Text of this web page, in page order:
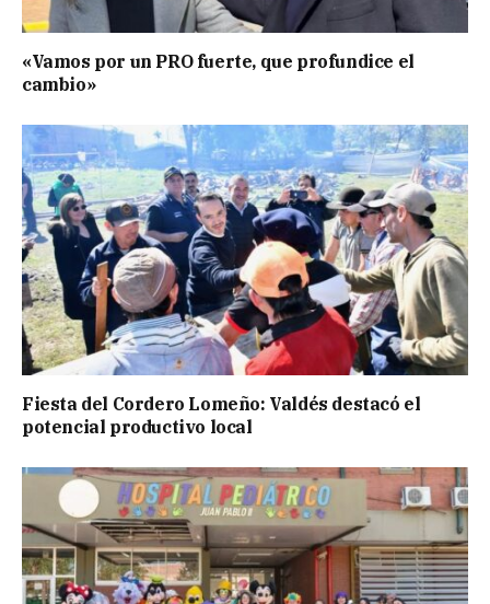
«Vamos por un PRO fuerte, que profundice el
cambio»
Fiesta del Cordero Lomeño: Valdés destacó el
potencial productivo local